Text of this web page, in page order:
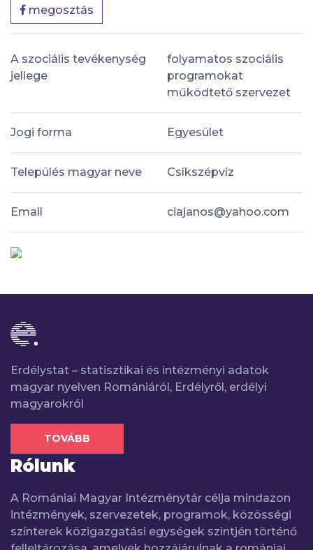
megosztás
A szociális tevékenység
jellege
folyamatos szociális
programokat
működtető szervezet
Jogi forma Egyesület
Település magyar neve Csíkszépvíz
Email ciajanos@yahoo.com
Erdélystat – statisztikai és intézményi adatok
magyar nyelven Romániáról, Erdélyről, erdélyi
magyarokról
TOVÁBB
Rólunk
A Romániai Magyar Intézménytár célja mindazon
intézmények, szervezetek, programok, közösségi
színterek közigazgatási egységek szintjén történő